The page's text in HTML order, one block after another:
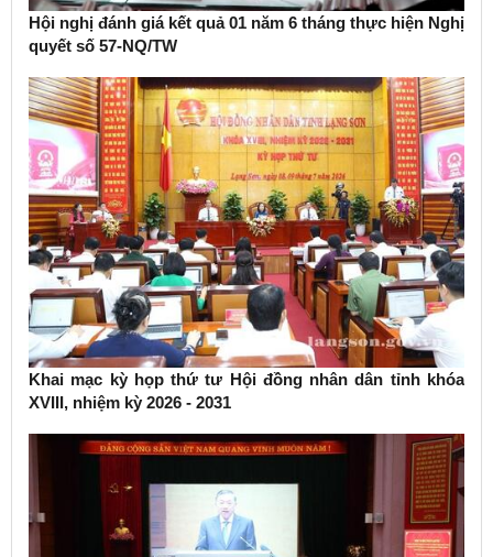
Hội nghị đánh giá kết quả 01 năm 6 tháng thực hiện Nghị
quyết số 57-NQ/TW
Khai mạc kỳ họp thứ tư Hội đồng nhân dân tỉnh khóa
XVIII, nhiệm kỳ 2026 - 2031